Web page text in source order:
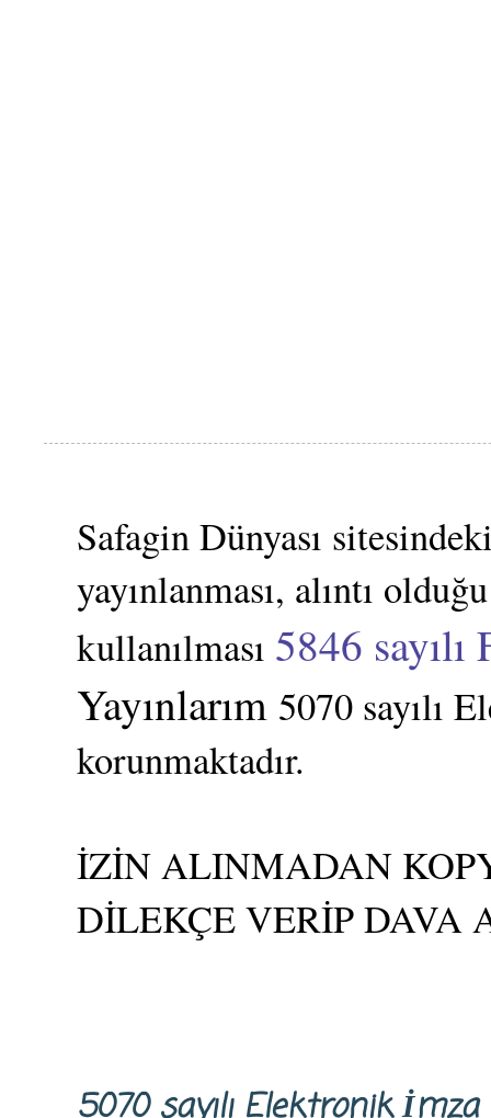
Safagin Dünyası
yayınlanması, alıntı
kullanılması 5846 sayılı
Yayınlarım 5070 sayılı
korunmaktadır.
İZİN ALINMADAN
DİLEKÇE VERİP
5070 sayılı Elektronik